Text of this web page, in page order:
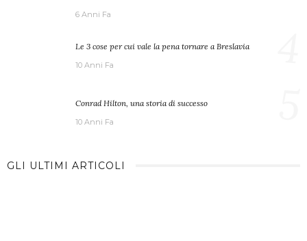
6 Anni Fa
Le 3 cose per cui vale la pena tornare a Breslavia
10 Anni Fa
Conrad Hilton, una storia di successo
10 Anni Fa
GLI ULTIMI ARTICOLI